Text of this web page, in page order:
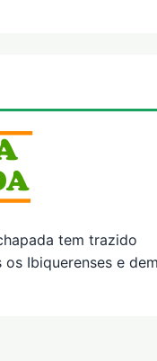
tem trazido
Ibiquerenses e